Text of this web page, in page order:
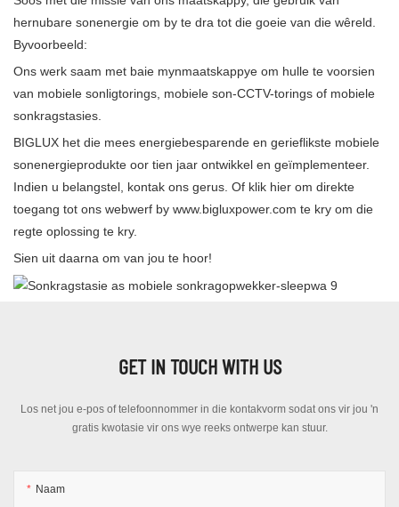
hernubare sonenergie om by te dra tot die goeie van die wêreld.
Byvoorbeeld:
Ons werk saam met baie mynmaatskappye om hulle te voorsien
van mobiele sonligtorings, mobiele son-CCTV-torings of mobiele
sonkragstasies.
BIGLUX het die mees energiebesparende en gerieflikste mobiele
sonenergieprodukte oor tien jaar ontwikkel en geïmplementeer.
Indien u belangstel, kontak ons ​​gerus. Of klik hier om direkte
toegang tot ons webwerf by www.bigluxpower.com te kry om die
regte oplossing te kry.
Sien uit daarna om van jou te hoor!
GET IN TOUCH WITH US
Los net jou e-pos of telefoonnommer in die kontakvorm sodat ons vir jou 'n
gratis kwotasie vir ons wye reeks ontwerpe kan stuur.
Naam